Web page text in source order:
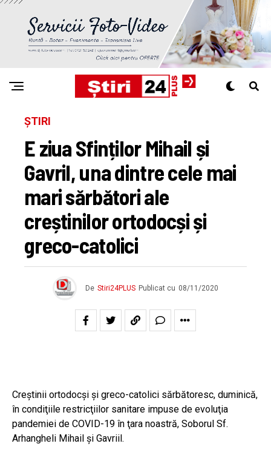
ȘTIRI
E ziua Sfinților Mihail și
Gavril, una dintre cele mai
mari sărbători ale
creștinilor ortodocși și
greco-catolici
De Stiri24PLUS Publicat cu 08/11/2020
Creştinii ortodocşi şi greco-catolici sărbătoresc, duminică,
în condiţiile restricţiilor sanitare impuse de evoluţia
pandemiei de COVID-19 în ţara noastră, Soborul Sf.
Arhangheli Mihail şi Gavriil.